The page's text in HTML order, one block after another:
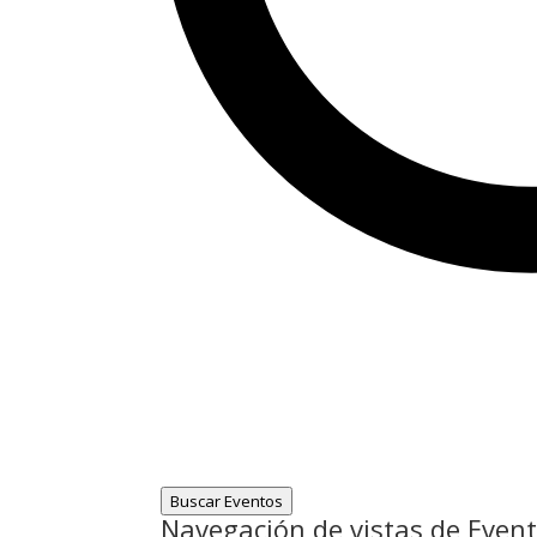
Buscar Eventos
Navegación de vistas de